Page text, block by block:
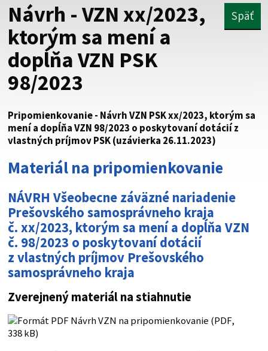
Táto stránka je zabezpečená
Buďte pozorní a vždy sa uistite, že zdieľate informácie iba
cez zabezpečenú webovú stránku. Zabezpečená stránka
vždy začína https:// pred názvom domény webového sídla.
Návrh - VZN xx/2023,
ktorým sa mení a
dopĺňa VZN PSK
98/2023
Späť
Pripomienkovanie - Návrh VZN PSK xx/2023, ktorým sa
mení a dopĺňa VZN 98/2023 o poskytovaní dotácií z
vlastných príjmov PSK (uzávierka 26.11.2023)
Materiál na pripomienkovanie
NÁVRH Všeobecne záväzné nariadenie
Prešovského samosprávneho kraja
č. xx/2023, ktorým sa mení a dopĺňa VZN
č. 98/2023 o poskytovaní dotácií
z vlastných príjmov Prešovského
samosprávneho kraja
Zverejnený materiál na stiahnutie
Návrh VZN na pripomienkovanie (PDF,
338 kB)